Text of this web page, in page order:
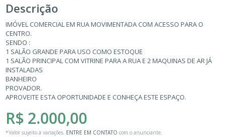
Descrição
IMÓVEL COMERCIAL EM RUA MOVIMENTADA COM ACESSO PARA O
CENTRO.
SENDO :
1 SALÃO GRANDE PARA USO COMO ESTOQUE
1 SALÃO PRINCIPAL COM VITRINE PARA A RUA E 2 MAQUINAS DE AR JÁ
INSTALADAS
BANHEIRO
PROVADOR.
APROVEITE ESTA OPORTUNIDADE E CONHEÇA ESTE ESPAÇO.
R$ 2.000,00
*Valor sujeito à variações. ENTRE EM CONTATO com o anunciante.